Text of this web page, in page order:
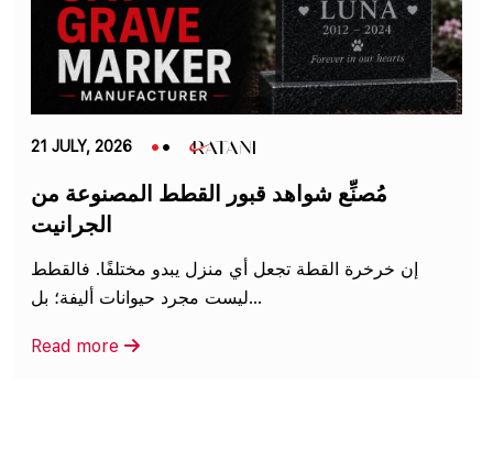
21 JULY, 2026
مُصنِّع شواهد قبور القطط المصنوعة من
الجرانيت
إن خرخرة القطة تجعل أي منزل يبدو مختلفًا. فالقطط
ليست مجرد حيوانات أليفة؛ بل...
Read more